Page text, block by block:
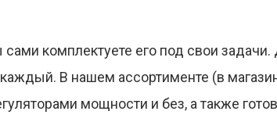
комплектуете его под свои задачи.
В нашем ассортименте (в
мощности и без, а также